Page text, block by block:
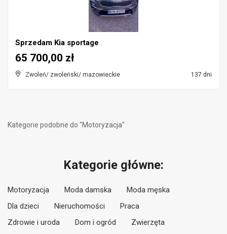
Sprzedam Kia sportage
Zwoleń/ zwoleński/ mazowieckie 137 dni
65 700,00 zł
Kategorie podobne do "Motoryzacja"
Kategorie główne:
Motoryzacja Moda damska
Moda męska
Dla dzieci
Nieruchomości
Praca
Zdrowie i uroda
Dom i ogród Zwierzęta